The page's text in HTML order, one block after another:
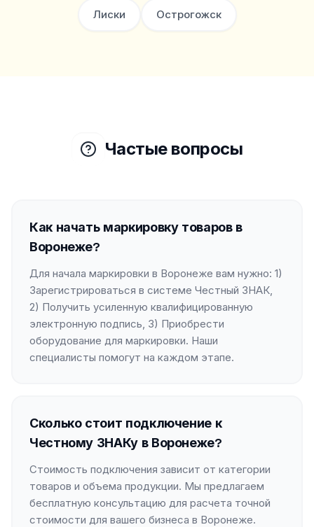
Лиски Острогожск
Частые вопросы
Как начать маркировку товаров в
Воронеже?
Для начала маркировки в Воронеже вам нужно: 1)
Зарегистрироваться в системе Честный ЗНАК,
2) Получить усиленную квалифицированную
электронную подпись, 3) Приобрести
оборудование для маркировки. Наши
специалисты помогут на каждом этапе.
Сколько стоит подключение к
Честному ЗНАКу в Воронеже?
Стоимость подключения зависит от категории
товаров и объема продукции. Мы предлагаем
бесплатную консультацию для расчета точной
стоимости для вашего бизнеса в Воронеже.